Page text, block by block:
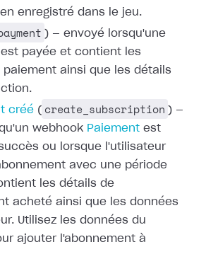
enregistré dans le jeu.
) — envoyé lorsqu'une
payée et contient les
paiement ainsi que les détails
créé ( create_subscription ) —
webhook Paiement est
ou
lorsque l'utilisateur
avec une période
les détails de
acheté ainsi que les données
Utilisez les données du
ajouter l'abonnement à